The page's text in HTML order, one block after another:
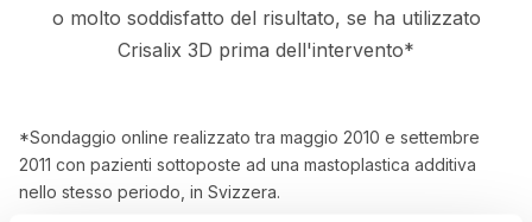
o molto soddisfatto del risultato, se ha utilizzato
Crisalix 3D prima dell'intervento*
*Sondaggio online realizzato tra maggio 2010 e settembre
2011 con pazienti sottoposte ad una mastoplastica additiva
nello stesso periodo, in Svizzera.